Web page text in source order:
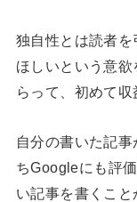
独自性とは読者
ほしいという意
らって、初めて収
自分の書いた記
ちGoogleにも評
い記事を書くこと